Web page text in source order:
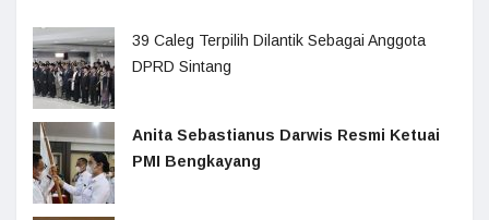
39 Caleg Terpilih Dilantik Sebagai Anggota
DPRD Sintang
Anita Sebastianus Darwis Resmi Ketuai
PMI Bengkayang